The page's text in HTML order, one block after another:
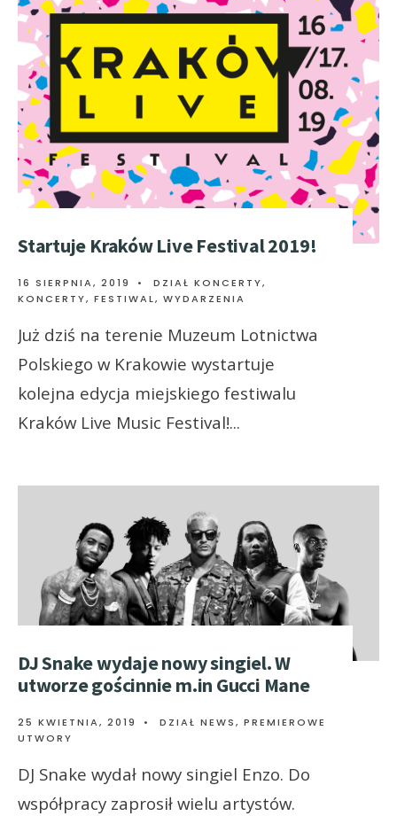
Startuje Kraków Live Festival 2019!
16 SIERPNIA, 2019 • DZIAŁ KONCERTY,
KONCERTY, FESTIWAL, WYDARZENIA
Już dziś na terenie Muzeum Lotnictwa
Polskiego w Krakowie wystartuje
kolejna edycja miejskiego festiwalu
Kraków Live Music Festival!...
DJ Snake wydaje nowy singiel. W
utworze gościnnie m.in Gucci Mane
25 KWIETNIA, 2019 • DZIAŁ NEWS, PREMIEROWE
UTWORY
DJ Snake wydał nowy singiel Enzo. Do
współpracy zaprosił wielu artystów.